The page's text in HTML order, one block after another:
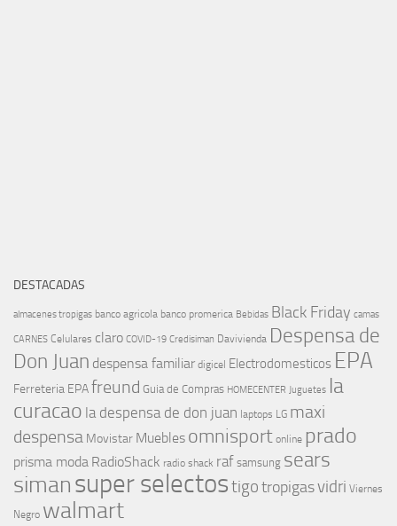
DESTACADAS
almacenes tropigas banco agricola banco promerica Bebidas Black Friday camas
CARNES Celulares claro COVID-19 Credisiman Davivienda Despensa de
Don Juan despensa familiar digicel Electrodomesticos EPA
Ferreteria EPAfreund Guia de Compras HOMECENTER Juguetes la
curacao la despensa de don juan laptops LG maxi
despensa Movistar Muebles omnisport online prado
prisma moda RadioShack radio shack raf samsung sears
simansuper selectostigotropigasvidri Viernes
Negro walmart